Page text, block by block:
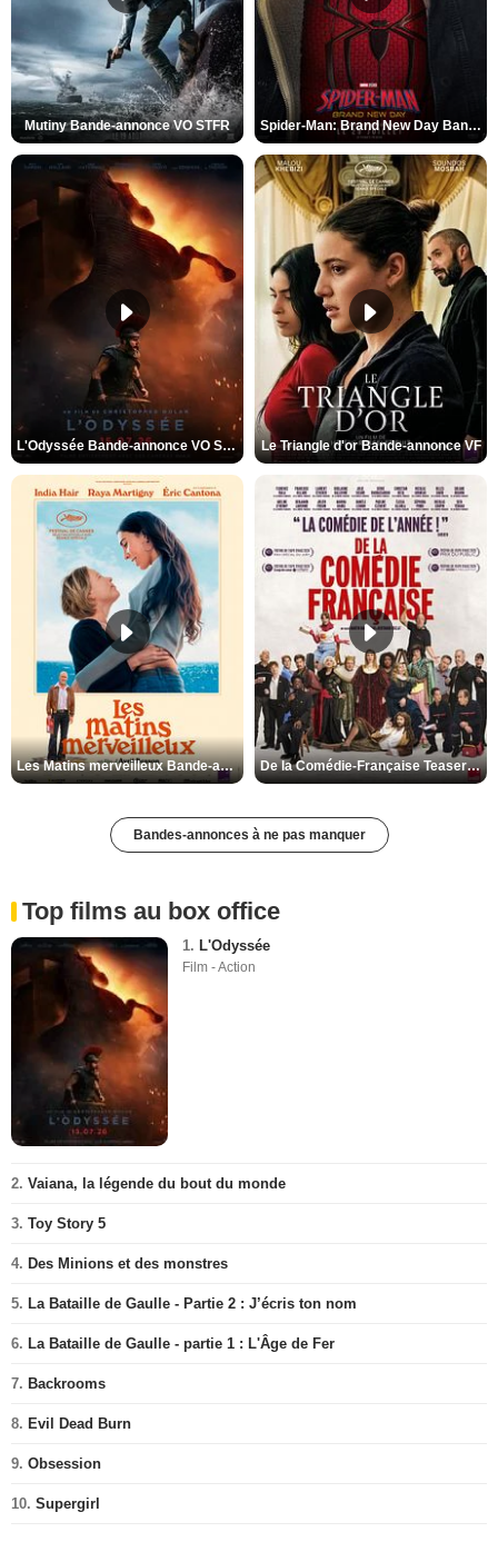
Mutiny Bande-annonce VO STFR Spider-Man: Brand New Day Bande-annonce VO STFR
L'Odyssée Bande-annonce VO STFR Le Triangle d'or Bande-annonce VF
Les Matins merveilleux Bande-annonce VF De la Comédie-Française Teaser VF
Bandes-annonces à ne pas manquer
Top films au box office
1. L'Odyssée
Film - Action
2. Vaiana, la légende du bout du monde
3. Toy Story 5
4. Des Minions et des monstres
5. La Bataille de Gaulle - Partie 2 : J’écris ton nom
6. La Bataille de Gaulle - partie 1 : L'Âge de Fer
7. Backrooms
8. Evil Dead Burn
9. Obsession
10. Supergirl